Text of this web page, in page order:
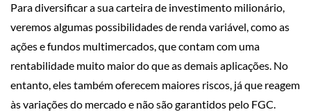
Para diversificar a sua carteira de investimento milionário,
veremos algumas possibilidades de renda variável, como as
ações e fundos multimercados, que contam com uma
rentabilidade muito maior do que as demais aplicações. No
entanto, eles também oferecem maiores riscos, já que reagem
às variações do mercado e não são garantidos pelo FGC.